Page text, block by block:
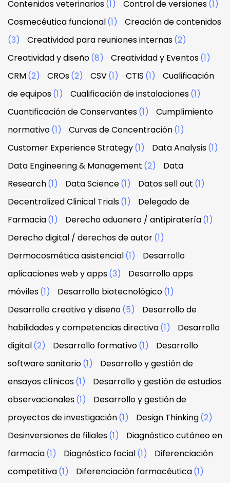
Contenidos veterinarios(1) Control de versiones(1)
Cosmecéutica funcional(1)
Creación de contenidos
(3)
Creatividad para reuniones internas(2)
Creatividad y diseño(8) Creatividad y Eventos(1)
CRM(2) CROs(2) CSV(1) CTIS (1)
Cualificación
de equipos(1) Cualificación de instalaciones(1)
Cuantificación de Conservantes(1)
Cumplimiento
normativo(1) Curvas de Concentración(1)
Customer Experience Strategy(1) Data Analysis(1)
Data Engineering & Management (2)
Data
Research(1) Data Science(1) Datos sell out (1)
Decentralized Clinical Trials(1)
Delegado de
Farmacia(1) Derecho aduanero / antipiratería(1)
Derecho digital / derechos de autor(1)
Dermocosmética asistencial(1)
Desarrollo
aplicaciones web y apps(3)
Desarrollo apps
móviles(1) Desarrollo biotecnológico(1)
Desarrollo creativo y diseño(5)
Desarrollo de
habilidades y competencias directiva(1)
Desarrollo
digital(2) Desarrollo formativo(1)
Desarrollo
software sanitario(1)
Desarrollo y gestión de
ensayos clínicos(1)
Desarrollo y gestión de estudios
observacionales(1)
Desarrollo y gestión de
proyectos de investigación(1) Design Thinking(2)
Desinversiones de filiales(1)
Diagnóstico cutáneo en
farmacia(1) Diagnóstico facial(1)
Diferenciación
competitiva(1) Diferenciación farmacéutica(1)